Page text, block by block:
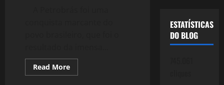
Read MoreRead
more
ESTATÍSTICAS
DO BLOG